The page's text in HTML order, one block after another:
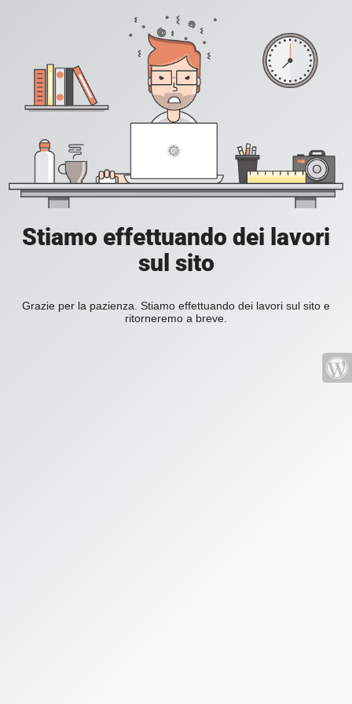
Stiamo effettuando dei lavori
sul sito
Grazie per la pazienza. Stiamo effettuando dei lavori sul sito e
ritorneremo a breve.